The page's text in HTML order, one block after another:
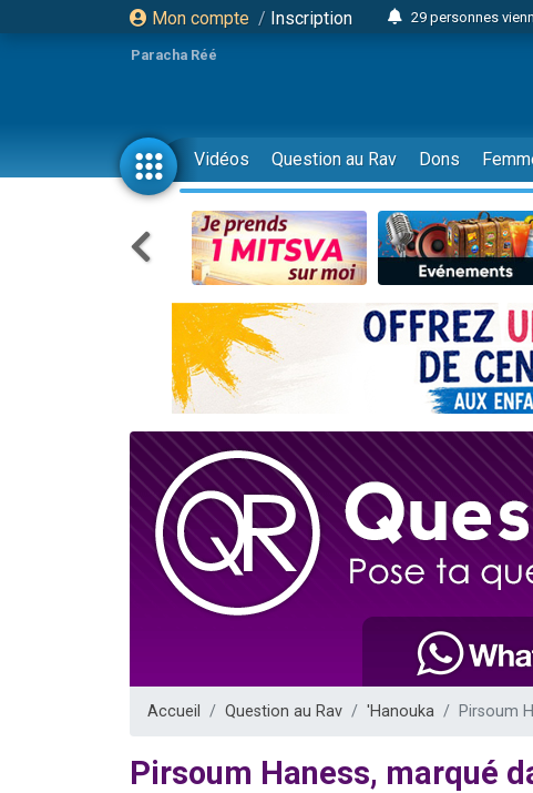
Mon compte / Inscription
Il reste 49
2 personnes
6 personnes
4 personnes
2 personnes
17 personnes
4 personnes
Il reste 49
Eva vient de
4 personnes
3 personnes
Odaya vient de
3 personnes
2 personnes
13 personnes
Il reste 49
12 nouvelles
Paracha Réé
Vidéos Question au Rav Dons
Accueil Question au Rav 'Hanouka Pirsoum
Pirsoum Haness, marqué